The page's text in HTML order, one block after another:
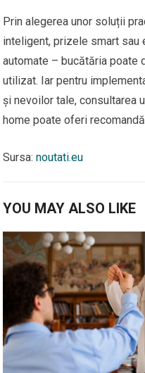
Prin alegerea unor soluții
inteligent, prizele smart
automate – bucătăria poate
utilizat. Iar pentru
și nevoilor tale, consultarea
home poate oferi
Sursa:noutati.eu
YOU MAY ALSO LIKE